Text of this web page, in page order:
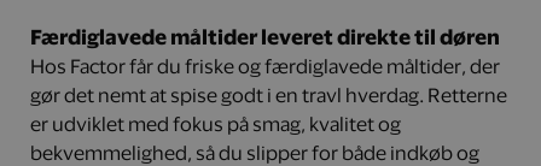
Færdiglavede måltider leveret direkte til døren
Hos Factor får du friske og færdiglavede måltider, der
gør det nemt at spise godt i en travl hverdag. Retterne
er udviklet med fokus på smag, kvalitet og
bekvemmelighed, så du slipper for både indkøb og